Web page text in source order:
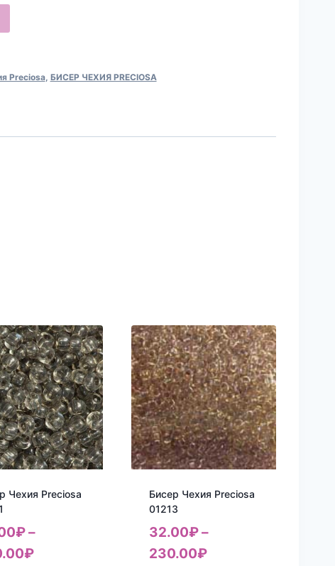
Preciosa, БИСЕР ЧЕХИЯ PRECIOSA
Чехия Preciosa
₽–
₽
Бисер Чехия Preciosa
01213
32.00₽–
230.00₽